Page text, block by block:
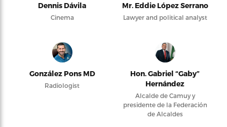
Dennis Dávila
Cinema
Mr. Eddie López Serrano
Lawyer and political analyst
González Pons MD
Radiologist
Hon. Gabriel “Gaby”
Hernández
Alcalde de Camuy y
presidente de la Federación
de Alcaldes